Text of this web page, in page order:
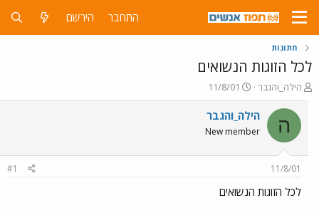
התחבר הירשם
חתונות
לכל הזוגות הנשואים
פ
ו
ת
ח
ה
ש
א
הילה_והגבר
פ
ו
ר
ס
ם
ר
11/8/01
ה הילה_והגבר
New member
11/8/01
#1
לכל הזוגות הנשואים